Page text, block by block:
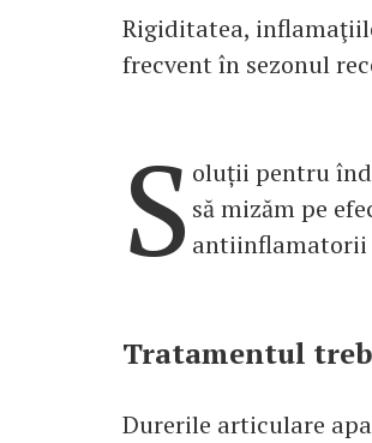
Rigiditatea,
frecvent în sezonul
S oluții pentru
să mizăm pe
antiinflamatorii
Tratamentul
Durerile articulare